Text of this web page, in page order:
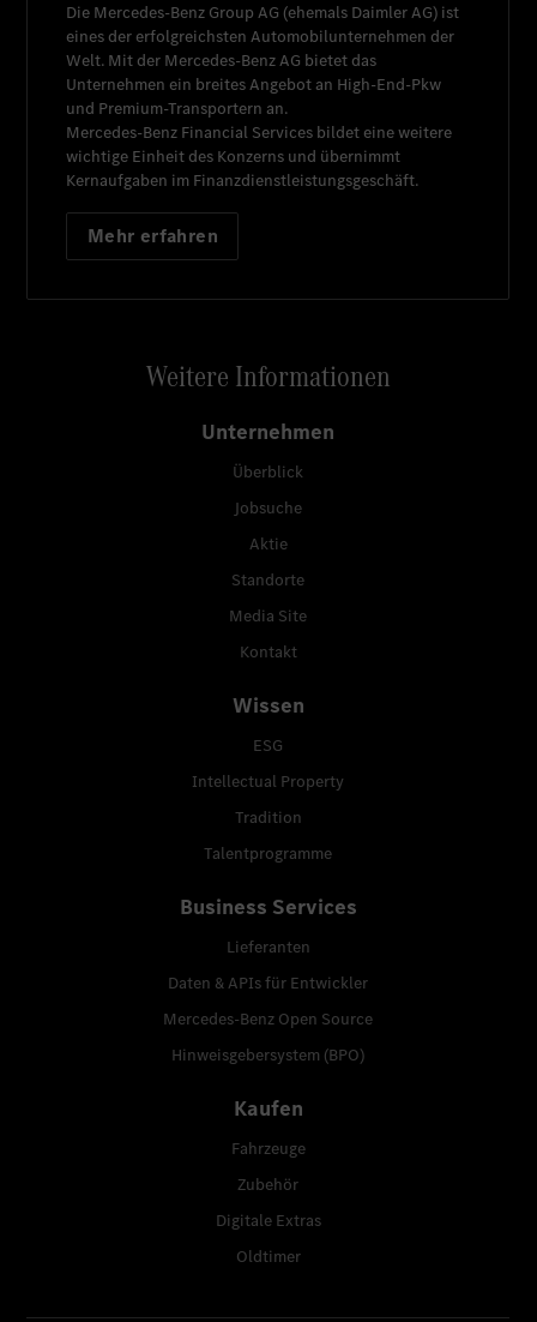
Die Mercedes-Benz Group AG (ehemals Daimler AG) ist
eines der erfolgreichsten Automobilunternehmen der
Welt. Mit der Mercedes-Benz AG bietet das
Unternehmen ein breites Angebot an High-End-Pkw
und Premium-Transportern an.
Mercedes-Benz Financial Services bildet eine weitere
wichtige Einheit des Konzerns und übernimmt
Kernaufgaben im Finanzdienstleistungsgeschäft.
Mehr erfahren
Weitere Informationen
Unternehmen
Überblick
Jobsuche
Aktie
Standorte
Media Site
Kontakt
Wissen
ESG
Intellectual Property
Tradition
Talentprogramme
Business Services
Lieferanten
Daten & APIs für Entwickler
Mercedes-Benz Open Source
Hinweisgebersystem (BPO)
Kaufen
Fahrzeuge
Zubehör
Digitale Extras
Oldtimer